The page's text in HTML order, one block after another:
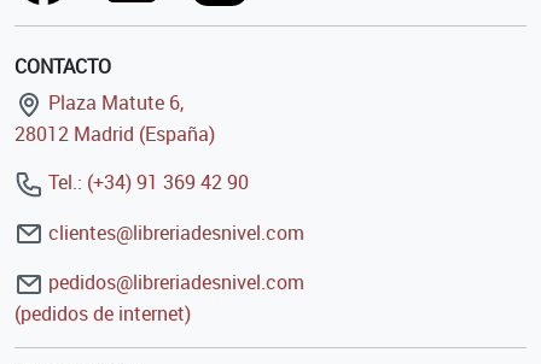
CONTACTO
Plaza Matute 6,
28012 Madrid (España)
Tel.: (+34) 91 369 42 90
clientes@libreriadesnivel.com
pedidos@libreriadesnivel.com
(pedidos de internet)